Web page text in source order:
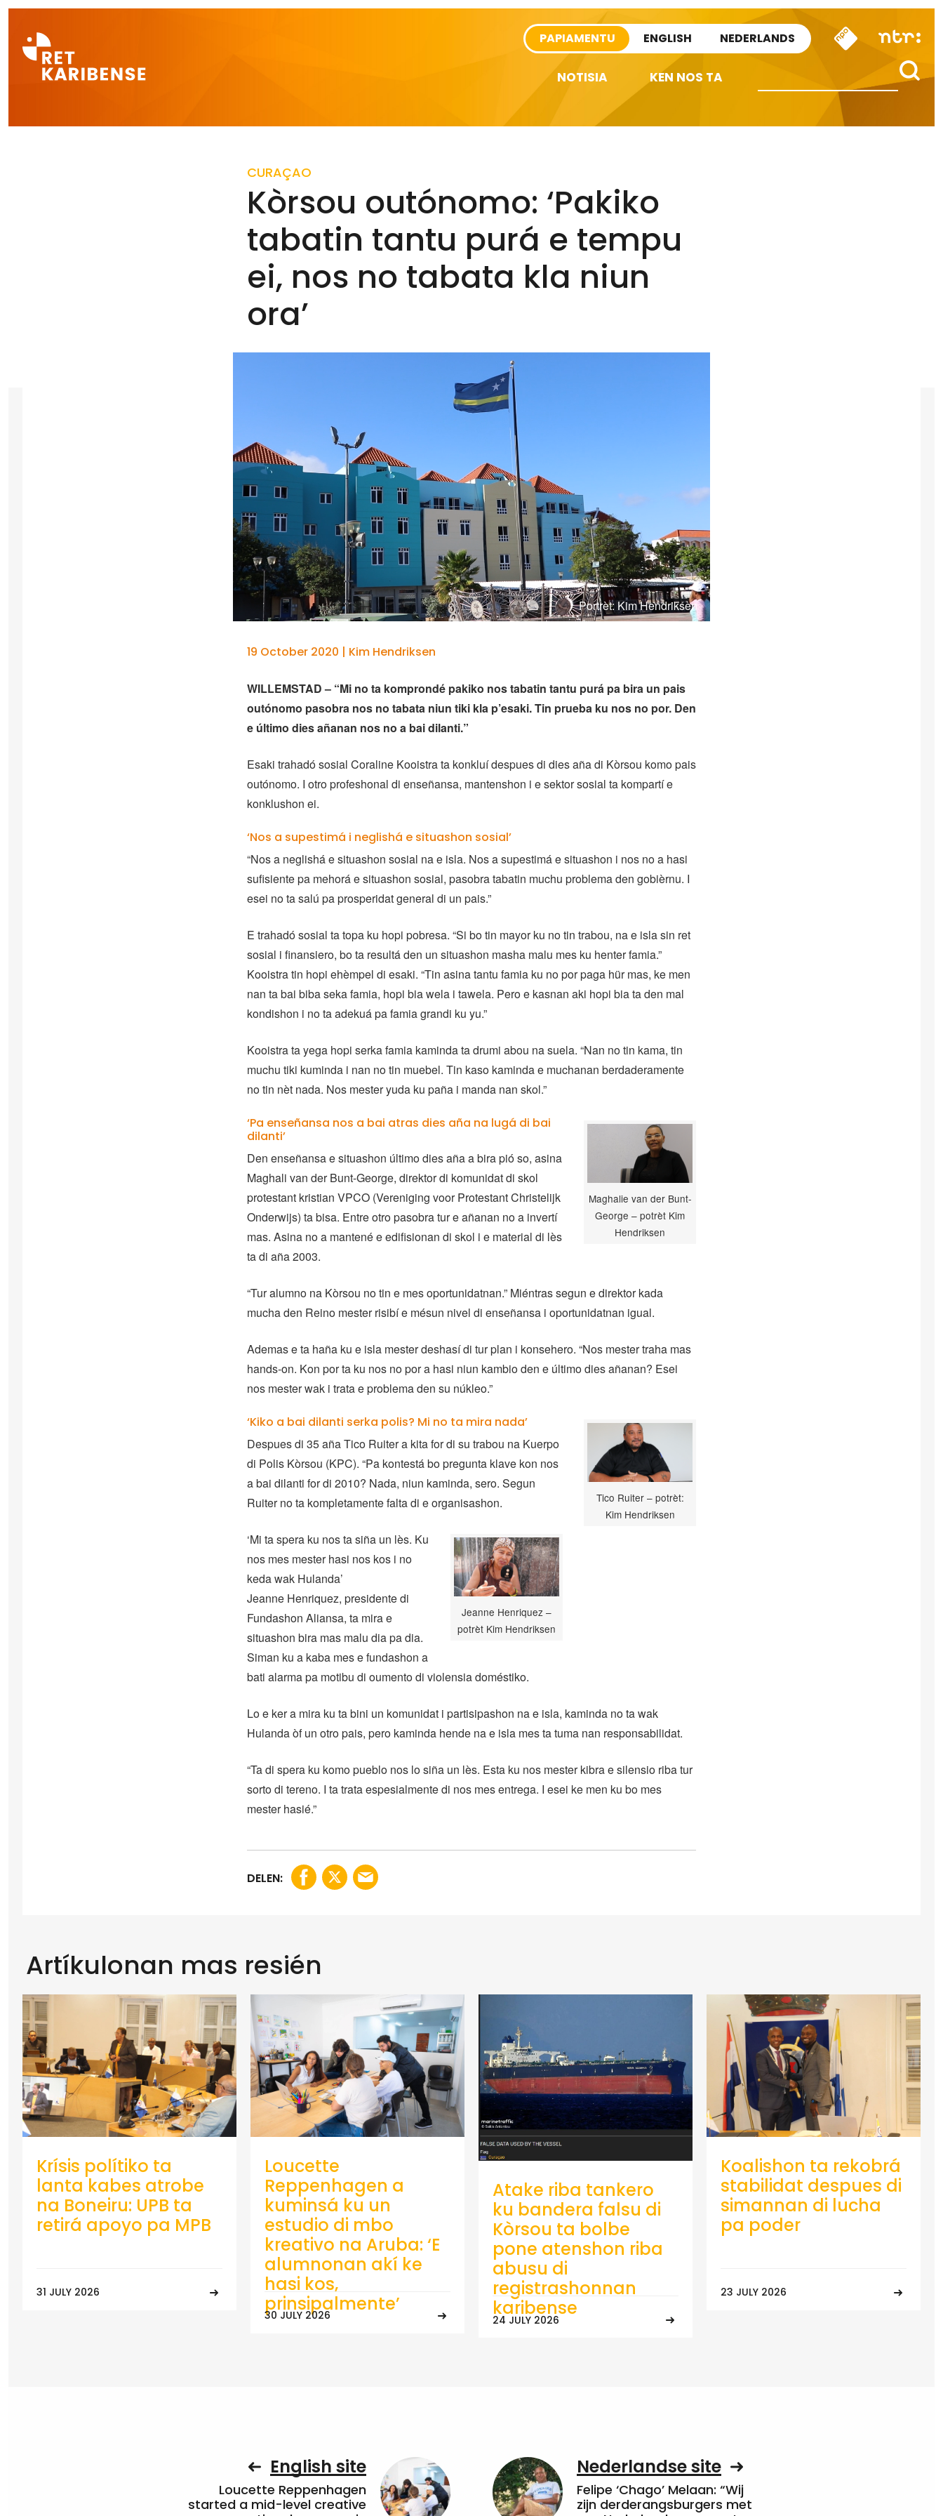
PAPIAMENTU ENGLISH NEDERLANDS
NOTISIA KEN NOS TA
CURAÇAO
Kòrsou outónomo: ‘Pakiko
tabatin tantu purá e tempu
ei, nos no tabata kla niun
ora’
Portrèt: Kim Hendriksen
19 October 2020 | Kim Hendriksen
WILLEMSTAD – “Mi no ta komprondé pakiko nos tabatin tantu purá pa bira un pais
outónomo pasobra nos no tabata niun tiki kla p’esaki. Tin prueba ku nos no por. Den
e último dies añanan nos no a bai dilanti.”
Esaki trahadó sosial Coraline Kooistra ta konkluí despues di dies aña di Kòrsou komo pais
outónomo. I otro profeshonal di enseñansa, mantenshon i e sektor sosial ta kompartí e
konklushon ei.
‘Nos a supestimá i neglishá e situashon sosial’
“Nos a neglishá e situashon sosial na e isla. Nos a supestimá e situashon i nos no a hasi
sufisiente pa mehorá e situashon sosial, pasobra tabatin muchu problema den gobièrnu. I
esei no ta salú pa prosperidat general di un pais.”
E trahadó sosial ta topa ku hopi pobresa. “Si bo tin mayor ku no tin trabou, na e isla sin ret
sosial i finansiero, bo ta resultá den un situashon masha malu mes ku henter famia.”
Kooistra tin hopi ehèmpel di esaki. “Tin asina tantu famia ku no por paga hür mas, ke men
nan ta bai biba seka famia, hopi bia wela i tawela. Pero e kasnan aki hopi bia ta den mal
kondishon i no ta adekuá pa famia grandi ku yu.”
Kooistra ta yega hopi serka famia kaminda ta drumi abou na suela. “Nan no tin kama, tin
muchu tiki kuminda i nan no tin muebel. Tin kaso kaminda e muchanan berdaderamente
no tin nèt nada. Nos mester yuda ku paña i manda nan skol.”
Maghalie van der Bunt-
George – potrèt Kim
Hendriksen
‘Pa enseñansa nos a bai atras dies aña na lugá di bai
dilanti’
Den enseñansa e situashon último dies aña a bira pió so, asina
Maghali van der Bunt-George, direktor di komunidat di skol
protestant kristian VPCO (Vereniging voor Protestant Christelijk
Onderwijs) ta bisa. Entre otro pasobra tur e añanan no a invertí
mas. Asina no a mantené e edifisionan di skol i e material di lès
ta di aña 2003.
“Tur alumno na Kòrsou no tin e mes oportunidatnan.” Miéntras segun e direktor kada
mucha den Reino mester risibí e mésun nivel di enseñansa i oportunidatnan igual.
Ademas e ta haña ku e isla mester deshasí di tur plan i konsehero. “Nos mester traha mas
hands-on. Kon por ta ku nos no por a hasi niun kambio den e último dies añanan? Esei
nos mester wak i trata e problema den su núkleo.”
Tico Ruiter – potrèt:
Kim Hendriksen
‘Kiko a bai dilanti serka polis? Mi no ta mira nada’
Despues di 35 aña Tico Ruiter a kita for di su trabou na Kuerpo
di Polis Kòrsou (KPC). “Pa kontestá bo pregunta klave kon nos
a bai dilanti for di 2010? Nada, niun kaminda, sero. Segun
Ruiter no ta kompletamente falta di e organisashon.
Jeanne Henriquez –
potrèt Kim Hendriksen
‘Mi ta spera ku nos ta siña un lès. Ku
nos mes mester hasi nos kos i no
keda wak Hulanda’
Jeanne Henriquez, presidente di
Fundashon Aliansa, ta mira e
situashon bira mas malu dia pa dia.
Siman ku a kaba mes e fundashon a
bati alarma pa motibu di oumento di violensia doméstiko.
Lo e ker a mira ku ta bini un komunidat i partisipashon na e isla, kaminda no ta wak
Hulanda òf un otro pais, pero kaminda hende na e isla mes ta tuma nan responsabilidat.
“Ta di spera ku komo pueblo nos lo siña un lès. Esta ku nos mester kibra e silensio riba tur
sorto di tereno. I ta trata espesialmente di nos mes entrega. I esei ke men ku bo mes
mester hasié.”
DELEN:
Artíkulonan mas resién
Krísis polítiko ta
lanta kabes atrobe
na Boneiru: UPB ta
retirá apoyo pa MPB
31 JULY 2026
Loucette
Reppenhagen a
kuminsá ku un
estudio di mbo
kreativo na Aruba: ‘E
alumnonan akí ke
hasi kos,
prinsipalmente’
30 JULY 2026
Atake riba tankero
ku bandera falsu di
Kòrsou ta bolbe
pone atenshon riba
abusu di
registrashonnan
karibense
24 JULY 2026
Koalishon ta rekobrá
stabilidat despues di
simannan di lucha
pa poder
23 JULY 2026
English site
Loucette Reppenhagen
started a mid-level creative
Nederlandse site
Felipe ‘Chago’ Melaan: “Wij
zijn derderangsburgers met